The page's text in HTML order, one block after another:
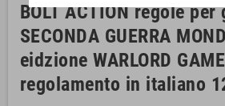
BOLT ACTION regole
SECONDA GUERRA
eidzione WARLORD
regolamento in italiano